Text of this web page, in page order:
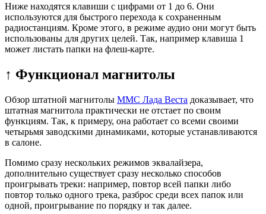
Ниже находятся клавиши с цифрами от 1 до 6. Они
используются для быстрого перехода к сохраненным
радиостанциям. Кроме этого, в режиме аудио они могут быть
использованы для других целей. Так, например клавиша 1
может листать папки на флеш-карте.
↑ Функционал магнитолы
Обзор штатной магнитолы ММС Лада Веста доказывает, что
штатная магнитола практически не отстает по своим
функциям. Так, к примеру, она работает со всеми своими
четырьмя заводскими динамиками, которые устанавливаются
в салоне.
Помимо сразу нескольких режимов эквалайзера,
дополнительно существует сразу несколько способов
проигрывать треки: например, повтор всей папки либо
повтор только одного трека, разброс среди всех папок или
одной, проигрывание по порядку и так далее.